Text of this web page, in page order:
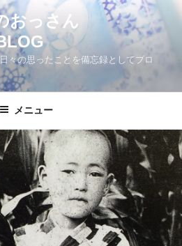
すのおっさん
々の思ったことを備忘録としてブロ
メニュー